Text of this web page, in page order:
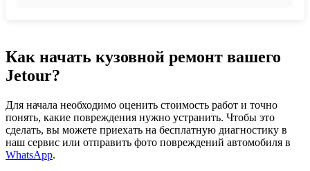
Как начать кузовной ремонт вашего
Jetour?
Для начала необходимо оценить стоимость работ и точно
понять, какие повреждения нужно устранить. Чтобы это
сделать, вы можете приехать на бесплатную диагностику в
наш сервис или отправить фото повреждений автомобиля в
WhatsApp.